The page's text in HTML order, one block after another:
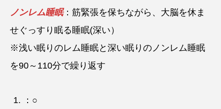
ノンレム睡眠：筋緊張を保ちながら、大脳を休ま
せぐっすり眠る睡眠(深い）
※浅い眠りのレム睡眠と深い眠りのノンレム睡眠
を90～110分で繰り返す
：○